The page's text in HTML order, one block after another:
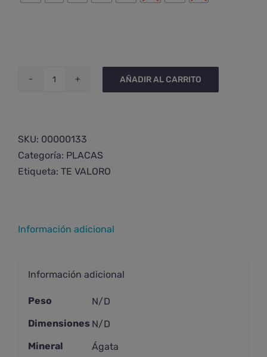
pequeña
cantidad
AÑADIR AL CARRITO
SKU: 00000133
Categoría: PLACAS
Etiqueta: TE VALORO
Información adicional
Información adicional
Peso
N/D
Dimensiones N/D
Mineral
Ágata